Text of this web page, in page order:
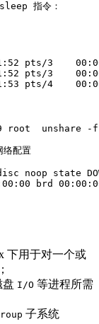
指令：
pts/3
pts/3
pts/4
root  unshare -
配置
noop state
brd
下用于对一个或
盘 I/O 等进程所需
子系统